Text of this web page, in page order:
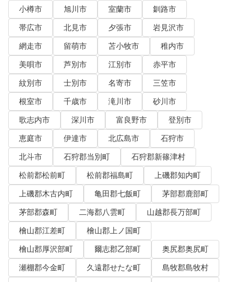
小樽市 旭川市 室蘭市
釧路市
帯広市
北見市 夕張市
岩見沢市
網走市
留萌市 苫小牧市
稚内市
美唄市
芦別市 江別市
赤平市
紋別市
士別市 名寄市
三笠市
根室市
千歳市 滝川市
砂川市
歌志内市
深川市 富良野市
登別市
恵庭市
伊達市 北広島市
石狩市
北斗市
石狩郡当別町
石狩郡新篠津村
松前郡松前町
松前郡福島町
上磯郡知内町
上磯郡木古内町
亀田郡七飯町
茅部郡鹿部町
茅部郡森町
二海郡八雲町
山越郡長万部町
檜山郡江差町
檜山郡上ノ国町
檜山郡厚沢部町
爾志郡乙部町
奥尻郡奥尻町
瀬棚郡今金町
久遠郡せたな町
島牧郡島牧村